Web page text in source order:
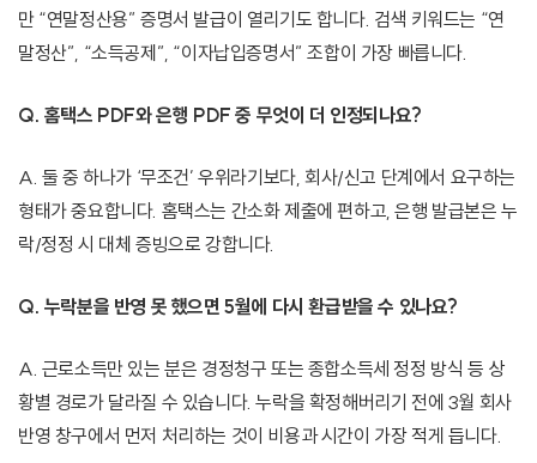
만 “연말정산용” 증명서 발급이 열리기도 합니다. 검색 키워드는 “연
말정산”, “소득공제”, “이자납입증명서” 조합이 가장 빠릅니다.
Q. 홈택스 PDF와 은행 PDF 중 무엇이 더 인정되나요?
A. 둘 중 하나가 ‘무조건’ 우위라기보다, 회사/신고 단계에서 요구하는
형태가 중요합니다. 홈택스는 간소화 제출에 편하고, 은행 발급본은 누
락/정정 시 대체 증빙으로 강합니다.
Q. 누락분을 반영 못 했으면 5월에 다시 환급받을 수 있나요?
A. 근로소득만 있는 분은 경정청구 또는 종합소득세 정정 방식 등 상
황별 경로가 달라질 수 있습니다. 누락을 확정해버리기 전에 3월 회사
반영 창구에서 먼저 처리하는 것이 비용과 시간이 가장 적게 듭니다.